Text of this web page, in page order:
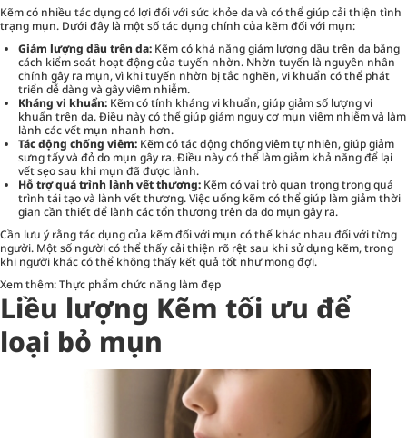
Kẽm có nhiều tác dụng có lợi đối với sức khỏe da và có thể giúp cải thiện tình
trạng mụn. Dưới đây là một số tác dụng chính của kẽm đối với mụn:
Giảm lượng dầu trên da: Kẽm có khả năng giảm lượng dầu trên da bằng
cách kiểm soát hoạt động của tuyến nhờn. Nhờn tuyến là nguyên nhân
chính gây ra mụn, vì khi tuyến nhờn bị tắc nghẽn, vi khuẩn có thể phát
triển dễ dàng và gây viêm nhiễm.
Kháng vi khuẩn: Kẽm có tính kháng vi khuẩn, giúp giảm số lượng vi
khuẩn trên da. Điều này có thể giúp giảm nguy cơ mụn viêm nhiễm và làm
lành các vết mụn nhanh hơn.
Tác động chống viêm: Kẽm có tác động chống viêm tự nhiên, giúp giảm
sưng tấy và đỏ do mụn gây ra. Điều này có thể làm giảm khả năng để lại
vết sẹo sau khi mụn đã được lành.
Hỗ trợ quá trình lành vết thương: Kẽm có vai trò quan trọng trong quá
trình tái tạo và lành vết thương. Việc uống kẽm có thể giúp làm giảm thời
gian cần thiết để lành các tổn thương trên da do mụn gây ra.
Cần lưu ý rằng tác dụng của kẽm đối với mụn có thể khác nhau đối với từng
người. Một số người có thể thấy cải thiện rõ rệt sau khi sử dụng kẽm, trong
khi người khác có thể không thấy kết quả tốt như mong đợi.
Xem thêm:Thực phẩm chức năng làm đẹp
Liều lượng Kẽm tối ưu để
loại bỏ mụn